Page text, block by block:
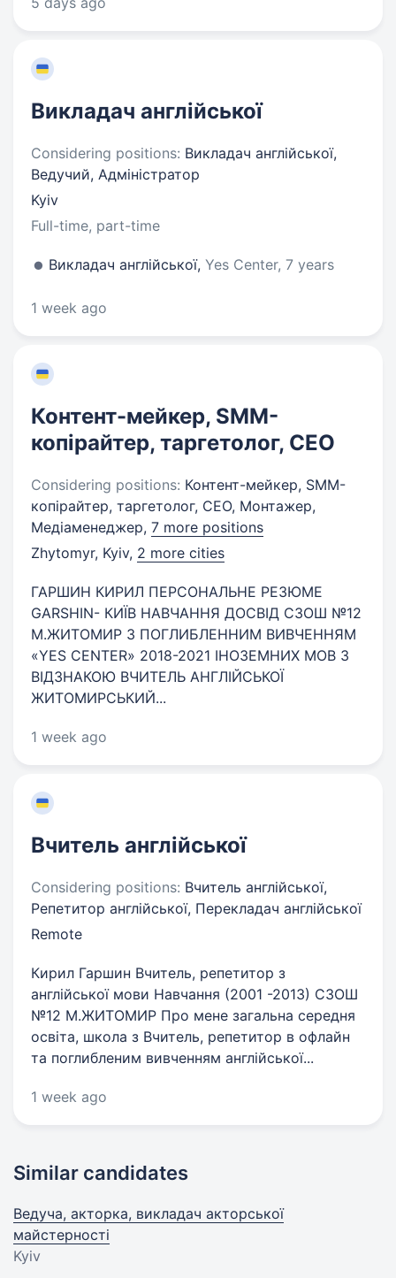
Викладач англійської
Considering positions: Викладач англійської,
Ведучий, Адміністратор
Kyiv
Full-time, part-time
Викладач англійської, Yes Center, 7 years
1 week ago
Контент-мейкер, SMM-
копірайтер, таргетолог, CEO
Considering positions: Контент-мейкер, SMM-
копірайтер, таргетолог, CEO, Монтажер,
Медіаменеджер, 7 more positions
Zhytomyr, Kyiv, 2 more cities
ГАРШИН КИРИЛ ПЕРСОНАЛЬНЕ РЕЗЮМЕ
GARSHIN- КИЇВ НАВЧАННЯ ДОСВІД СЗОШ №12
М.ЖИТОМИР З ПОГЛИБЛЕННИМ ВИВЧЕННЯМ
«YES CENTER» 2018-2021 ІНОЗЕМНИХ МОВ З
ВІДЗНАКОЮ ВЧИТЕЛЬ АНГЛІЙСЬКОЇ
ЖИТОМИРСЬКИЙ...
1 week ago
Вчитель англійської
Considering positions: Вчитель англійської,
Репетитор англійської, Перекладач англійської
Remote
Кирил Гаршин Вчитель, репетитор з
англійської мови Навчання (2001 -2013) СЗОШ
№12 М.ЖИТОМИР Про мене загальна середня
освіта, школа з Вчитель, репетитор в офлайн
та поглибленим вивченням англійської...
1 week ago
Similar candidates
Ведуча, акторка, викладач акторської
майстерності
Kyiv